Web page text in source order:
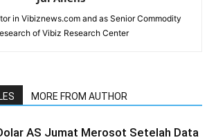
in Vibiznews.com and as Senior Commodity
of Vibiz Research Center
MORE FROM AUTHOR
AS Jumat Merosot Setelah Data